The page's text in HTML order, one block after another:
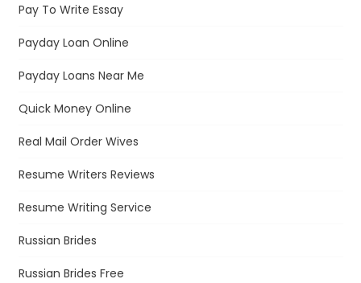
Pay To Write Essay
Payday Loan Online
Payday Loans Near Me
Quick Money Online
Real Mail Order Wives
Resume Writers Reviews
Resume Writing Service
Russian Brides
Russian Brides Free